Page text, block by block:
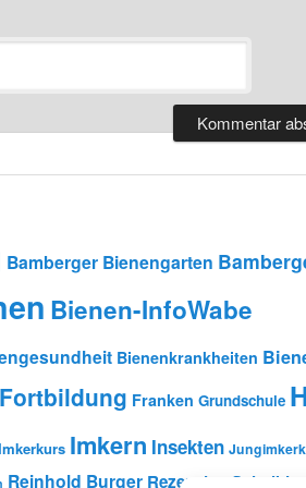
Bamberger Bienengarten
Bienen-InfoWabe
Bienenkrankheiten
Fortbildung Franken Grundschule
Imkern Insekten
Reinhold Burger Rezension